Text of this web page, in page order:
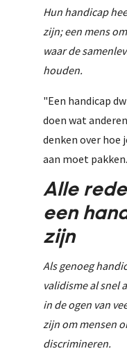
Hun handicap
zijn; een mens
waar de
houden.
"Een handicap
doen wat
denken over hoe
aan moet
Alle
een
zijn
Als genoeg
validisme al snel
in de ogen van
zijn om mensen
discrimineren.